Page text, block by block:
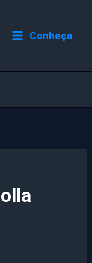
Conheça